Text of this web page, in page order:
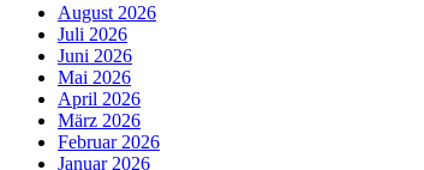
August 2026
Juli 2026
Juni 2026
Mai 2026
April 2026
März 2026
Februar 2026
Januar 2026